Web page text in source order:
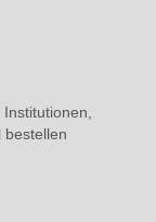
bestellen